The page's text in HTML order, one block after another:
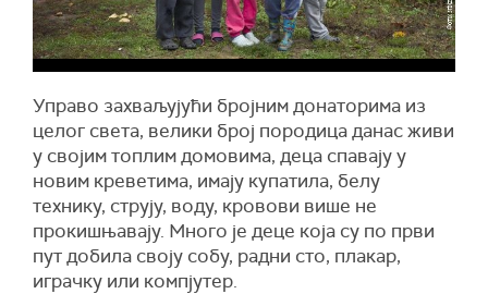
Управо захваљујући бројним донаторима из
целог света, велики број породица данас живи
у својим топлим домовима, деца спавају у
новим креветима, имају купатила, белу
технику, струју, воду, кровови више не
прокишњавају. Много је деце која су по први
пут добила своју собу, радни сто, плакар,
играчку или компјутер.